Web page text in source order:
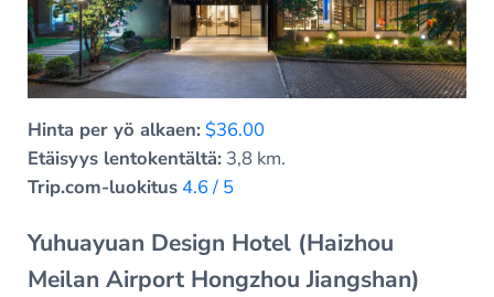
Hinta per yö alkaen: $36.00
Etäisyys lentokentältä:3,8 km.
Trip.com-luokitus 4.6 / 5
Yuhuayuan Design Hotel (Haizhou
Meilan Airport Hongzhou Jiangshan)